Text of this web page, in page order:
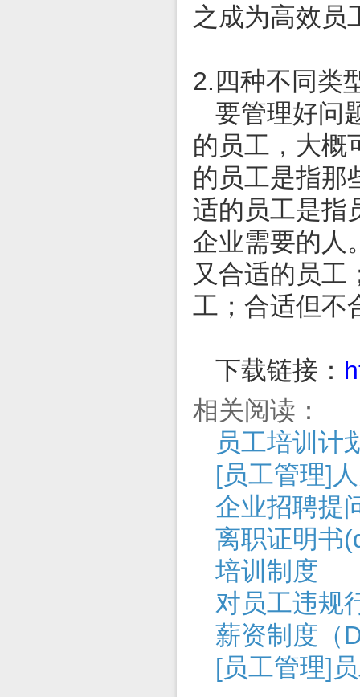
之成为高效员
2.四种不同类
要管理好问
的员工，大概
的员工是指那
适的员工是指
企业需要的人
又合适的员工
工；合适但不
下载链接：
相关阅读：
员工培训计
[员工管理]
企业招聘提
离职证明书
培训制度
对员工违规
薪资制度（
[员工管理]